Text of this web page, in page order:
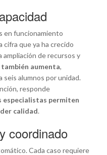
en funcionamiento
cifra que ya ha crecido
ampliación de recursos y
aumenta,
seis alumnos por unidad.
responde
especialistas permiten
calidad.
coordinado
Cada caso requiere